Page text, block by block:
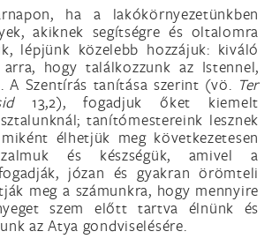
ha a lakókörnyezetünkben
akiknek segítségre és oltalomra
lépjünk közelebb hozzájuk: kiváló
hogy találkozzunk az Istennel,
A Szentírás tanítása szerint (vö. Ter
13,2), fogadjuk őket kiemelt
tanítómestereink lesznek
élhetjük meg következetesen
és készségük, amivel a
józan és gyakran örömteli
meg a számunkra, hogy mennyire
szem előtt tartva élnünk és
az Atya gondviselésére.